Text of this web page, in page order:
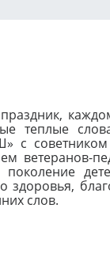
теплые
с
ветеранов-
поколение
слов.